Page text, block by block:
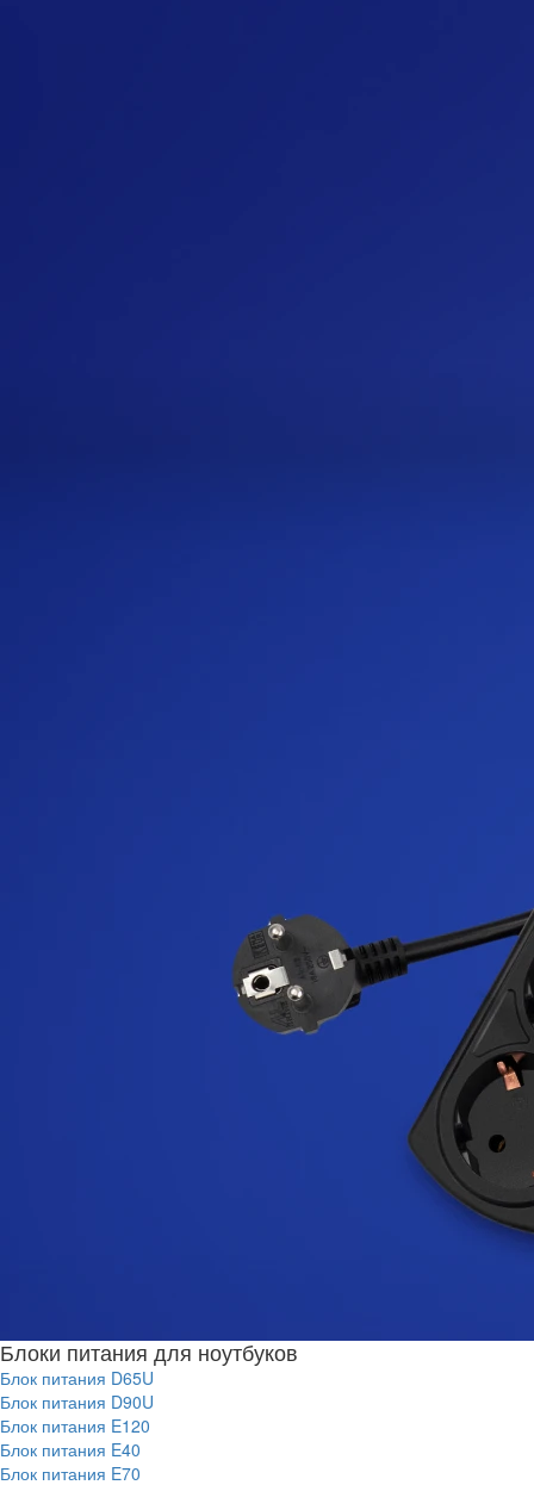
Блоки питания для ноутбуков
Блок питания D65U
Блок питания D90U
Блок питания E120
Блок питания E40
Блок питания E70